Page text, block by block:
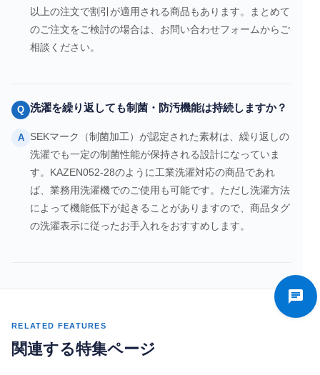
以上の注文で割引が適用される商品もあります。まとめて
のご注文をご検討の場合は、お問い合わせフォームからご
相談ください。
Q 洗濯を繰り返しても制菌・防汚機能は持続しますか？
A
SEKマーク（制菌加工）が認定された素材は、繰り返しの
洗濯でも一定の制菌性能が保持される設計になっていま
す。KAZEN052-28のように工業洗濯対応の商品であれ
ば、業務用洗濯機でのご使用も可能です。ただし洗濯方法
によって機能低下が起きることがありますので、商品タグ
の洗濯表示に従ったお手入れをおすすめします。
RELATED FEATURES
関連する特集ページ